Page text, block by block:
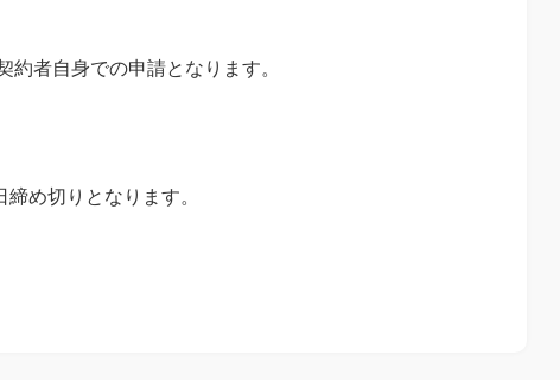
者自身での申請となります。
め切りとなります。